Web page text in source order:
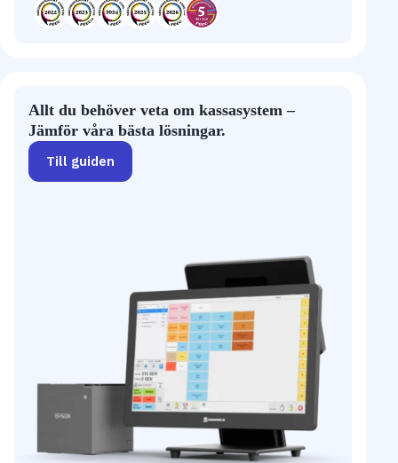
Allt du behöver veta om kassasystem –
Jämför våra bästa lösningar.
Till guiden